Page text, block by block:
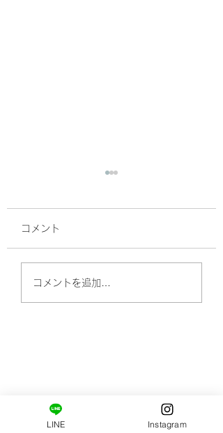
新メニュー登場です。
コメント
コメントを追加…
姿勢・肩甲骨まわりの柔軟性の診断と施術がセット
LINE Instagram